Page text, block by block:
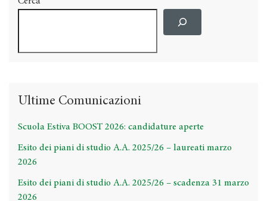
Ultime Comunicazioni
Scuola Estiva BOOST 2026: candidature aperte
Esito dei piani di studio A.A. 2025/26 – laureati marzo
2026
Esito dei piani di studio A.A. 2025/26 – scadenza 31 marzo
2026